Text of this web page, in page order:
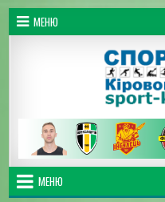
Перейти до вмісту
МЕНЮ
Спортивна
МЕНЮ